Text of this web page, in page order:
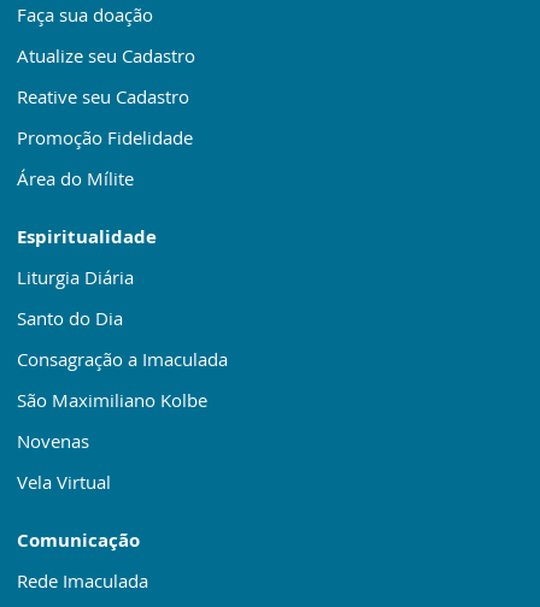
Faça sua doação
Atualize seu Cadastro
Reative seu Cadastro
Promoção Fidelidade
Área do Mílite
Espiritualidade
Liturgia Diária
Santo do Dia
Consagração a Imaculada
São Maximiliano Kolbe
Novenas
Vela Virtual
Comunicação
Rede Imaculada